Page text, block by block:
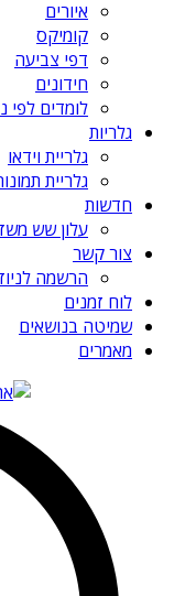
איורים
קומיקס
דפי צביעה
חידונים
לומדים לפי
גלריות
גלריית וידאו
גלריית
חדשות
עלון שש
צור קשר
הרשמה
לוח זמנים
שמיטה בנושאים
מאמרים